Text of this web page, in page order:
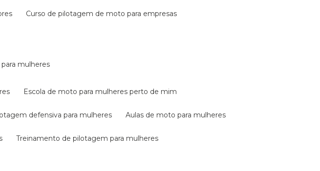
curso de pilotagem de moto para empresas
para mulheres
escola de moto para mulheres perto de mim
defensiva para mulheres aulas de moto para mulheres
treinamento de pilotagem para mulheres